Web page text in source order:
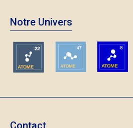
Notre Univers
Contact